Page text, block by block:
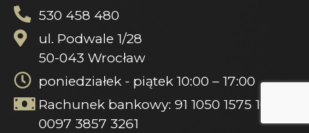
530 458 480
ul. Podwale 1/28
50-043 Wrocław
poniedziałek - piątek 10:00 – 17:00
Rachunek bankowy: 91 1050 1575 1000
0097 3857 3261